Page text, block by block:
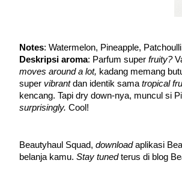
Notes: Watermelon, Pineapple,
Deskripsi aroma: Parfum super fruity?
moves around a lot, kadang memang
super vibrant dan identik sama tropical
kencang. Tapi dry down-nya, muncul si
surprisingly. Cool!
Beautyhaul Squad, download aplikasi
belanja kamu. Stay tuned terus di blog